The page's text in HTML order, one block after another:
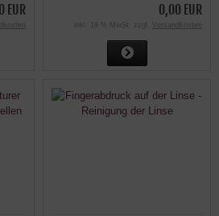
EUR 0,00 EUR
inkl. 19 % MwSt. zzgl. Versandkosten